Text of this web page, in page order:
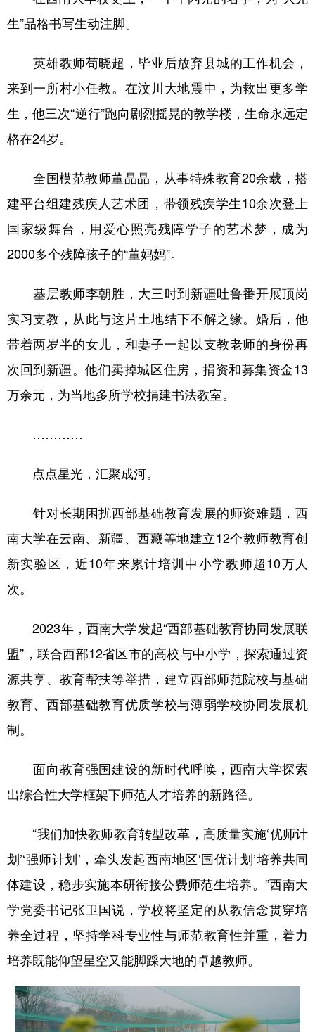
生”品格书写生动注脚。
英雄教师苟晓超，毕业后放弃县城的工作机会，
来到一所村小任教。在汶川大地震中，为救出更多学
生，他三次“逆行”跑向剧烈摇晃的教学楼，生命永远定
格在24岁。
全国模范教师董晶晶，从事特殊教育20余载，搭
建平台组建残疾人艺术团，带领残疾学生10余次登上
国家级舞台，用爱心照亮残障学子的艺术梦，成为
2000多个残障孩子的“董妈妈”。
基层教师李朝胜，大三时到新疆吐鲁番开展顶岗
实习支教，从此与这片土地结下不解之缘。婚后，他
带着两岁半的女儿，和妻子一起以支教老师的身份再
次回到新疆。他们卖掉城区住房，捐资和募集资金13
万余元，为当地多所学校捐建书法教室。
…………
点点星光，汇聚成河。
针对长期困扰西部基础教育发展的师资难题，西
南大学在云南、新疆、西藏等地建立12个教师教育创
新实验区，近10年来累计培训中小学教师超10万人
次。
2023年，西南大学发起“西部基础教育协同发展联
盟”，联合西部12省区市的高校与中小学，探索通过资
源共享、教育帮扶等举措，建立西部师范院校与基础
教育、西部基础教育优质学校与薄弱学校协同发展机
制。
面向教育强国建设的新时代呼唤，西南大学探索
出综合性大学框架下师范人才培养的新路径。
“我们加快教师教育转型改革，高质量实施‘优师计
划’‘强师计划’，牵头发起西南地区‘国优计划’培养共同
体建设，稳步实施本研衔接公费师范生培养。”西南大
学党委书记张卫国说，学校将坚定的从教信念贯穿培
养全过程，坚持学科专业性与师范教育性并重，着力
培养既能仰望星空又能脚踩大地的卓越教师。